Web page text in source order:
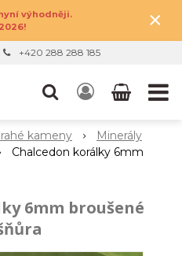
výhodněji.
×
+420 288 288 185
kameny
Minerály
Chalcedon korálky 6mm
6mm broušené